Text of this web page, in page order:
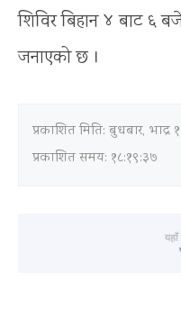
शिविर बिहान ४ बाट
जनाएको छ ।
प्रकाशित मिति: बुधबार, भाद्र
प्रकाशित समय: १८:१९:३७